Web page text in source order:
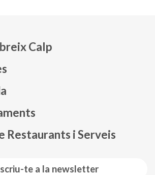
te a la newsletter
Calp
Restaurants i Serveis